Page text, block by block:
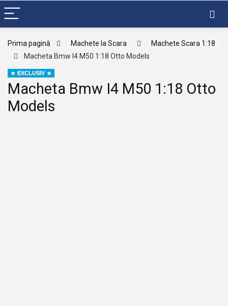
Prima pagină Machete la Scara
Machete Scara 1:18
Macheta Bmw I4 M50 1:18 Otto Models
EXCLUSIV
Macheta Bmw I4 M50 1:18 Otto
Models